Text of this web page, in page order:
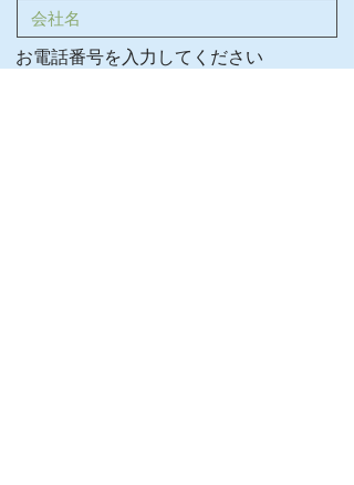
お電話番号を入力してください